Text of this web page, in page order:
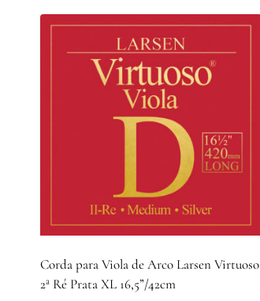
Corda para Viola de Arco Larsen Virtuoso
2ª Ré Prata XL 16,5”/42cm